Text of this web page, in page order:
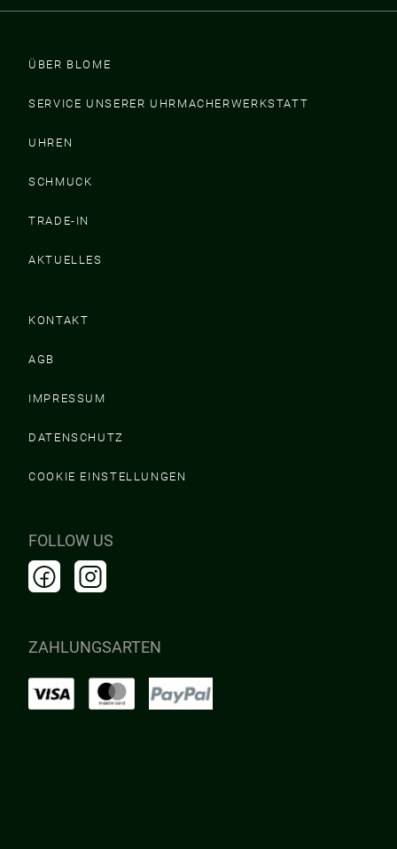
ÜBER BLOME
SERVICE UNSERER UHRMACHERWERKSTATT
UHREN
SCHMUCK
TRADE-IN
AKTUELLES
KONTAKT
AGB
IMPRESSUM
DATENSCHUTZ
COOKIE EINSTELLUNGEN
FOLLOW US
ZAHLUNGSARTEN